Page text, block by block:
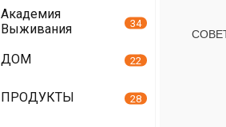
Академия
Выживания
34
ДОМ 22
ПРОДУКТЫ 28